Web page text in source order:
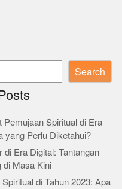
Search
Pemujaan Spiritual di Era
yang Perlu Diketahui?
di Era Digital: Tantangan
di Masa Kini
di Tahun 2023: Apa